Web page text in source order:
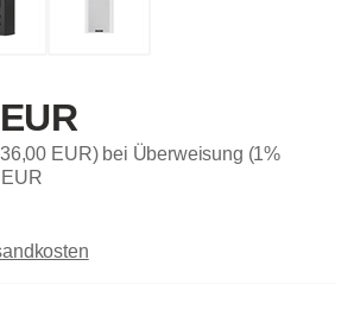
EUR) bei Überweisung (1%